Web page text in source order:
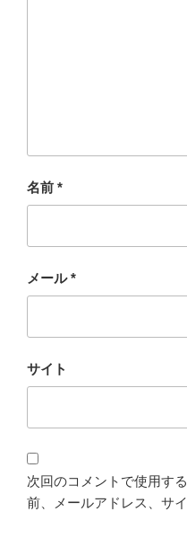
名前 *
メール*
サイト
次回のコメントで使用す
前、メールアドレス、サ